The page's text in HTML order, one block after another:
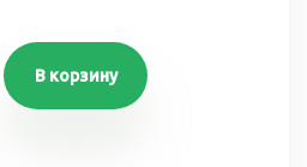
В корзину